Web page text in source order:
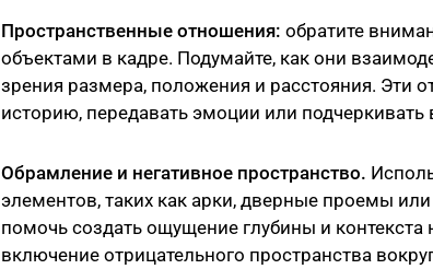
Пространственные отношения: обратите
объектами в кадре. Подумайте, как они
зрения размера, положения и расстояния. Эти
историю, передавать эмоции или подчеркивать
Обрамление и негативное пространство.
элементов, таких как арки, дверные проемы
помочь создать ощущение глубины и контекста
включение отрицательного пространства